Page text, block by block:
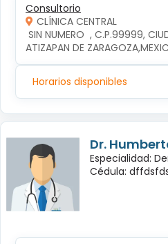
Consultorio
CLÍNICA CENTRAL
ATIZAPAN DE
Horarios disponibles
Dr.
Especialidad:
Cédula: